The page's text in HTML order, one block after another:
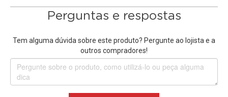
Perguntas e respostas
Tem alguma dúvida sobre este produto? Pergunte ao lojista e a
outros compradores!